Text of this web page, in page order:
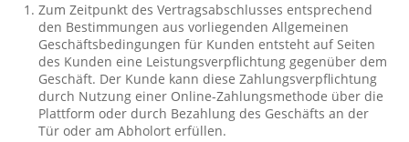
Zum Zeitpunkt des Vertragsabschlusses entsprechend
den Bestimmungen aus vorliegenden Allgemeinen
Geschäftsbedingungen für Kunden entsteht auf Seiten
des Kunden eine Leistungsverpflichtung gegenüber dem
Geschäft. Der Kunde kann diese Zahlungsverpflichtung
durch Nutzung einer Online-Zahlungsmethode über die
Plattform oder durch Bezahlung des Geschäfts an der
Tür oder am Abholort erfüllen.